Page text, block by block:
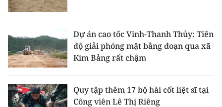
Dự án cao tốc Vinh-Thanh Thủy: Tiến
độ giải phóng mặt bằng đoạn qua xã
Kim Bảng rất chậm
Quy tập thêm 17 bộ hài cốt liệt sĩ tại
Công viên Lê Thị Riêng